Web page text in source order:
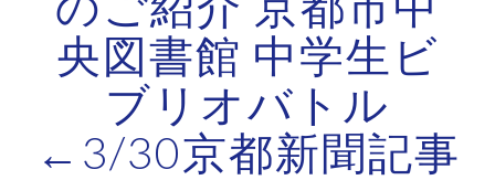
央図書館 中学生ビ
ブリオバトル
←3/30京都新聞記事